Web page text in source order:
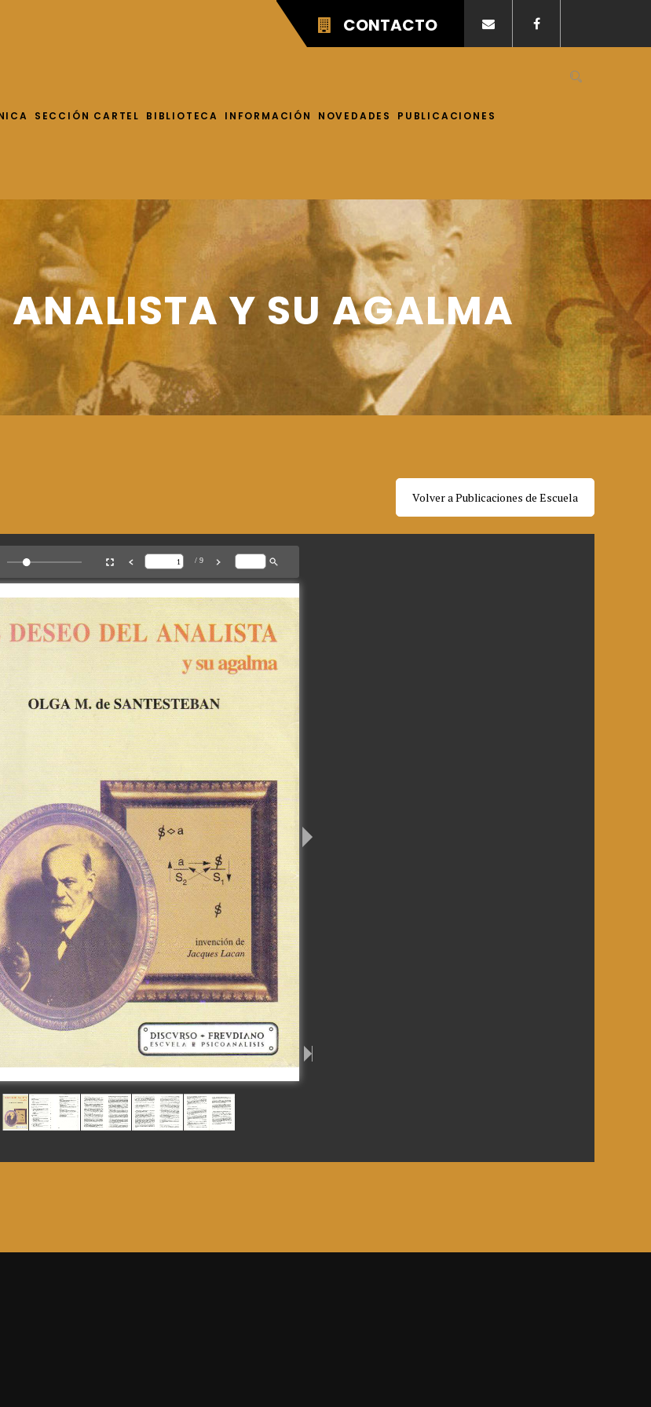
CONTACTO
SECCIÓN CARTEL BIBLIOTECA INFORMACIÓN NOVEDADES PUBLICACIONES
ANALISTA Y SU AGALMA
Volver a Publicaciones de Escuela